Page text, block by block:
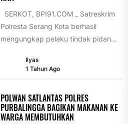
SERKOT, BPI91.COM _ Satreskrim
Polresta Serang Kota berhasil
mengungkap pelaku tindak pidana
Pabuaran...
Ilyas
1 Tahun Ago
POLWAN SATLANTAS POLRES
PURBALINGGA BAGIKAN MAKANAN KE
WARGA MEMBUTUHKAN